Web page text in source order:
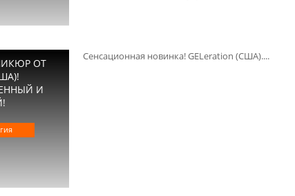
ОТ
И
Сенсационная новинка! GELeration (США)....